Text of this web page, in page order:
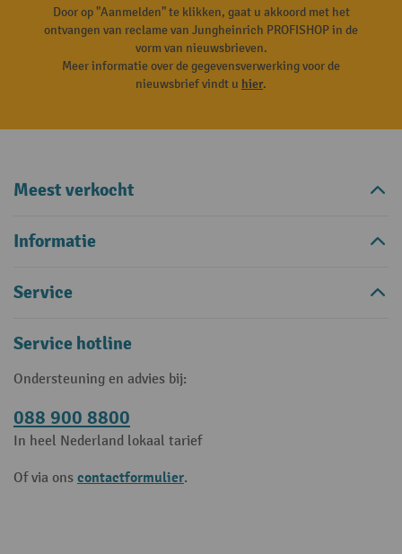
Door op "Aanmelden" te klikken, gaat u akkoord met het
ontvangen van reclame van Jungheinrich PROFISHOP in de
vorm van nieuwsbrieven.
Meer informatie over de gegevensverwerking voor de
nieuwsbrief vindt u hier.
Meest verkocht
Informatie
Service
Service hotline
Ondersteuning en advies bij:
088 900 8800
In heel Nederland lokaal tarief
Of via ons contactformulier.